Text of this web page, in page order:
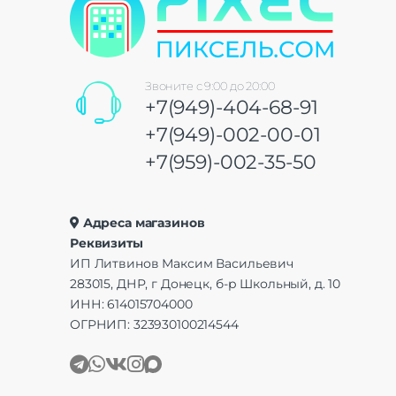
Звоните с 9:00 до 20:00
+7(949)-404-68-91
+7(949)-002-00-01
+7(959)-002-35-50
Адреса магазинов
Реквизиты
ИП Литвинов Максим Васильевич
283015, ДНР, г Донецк, б-р Школьный, д. 10
ИНН: 614015704000
ОГРНИП: 323930100214544